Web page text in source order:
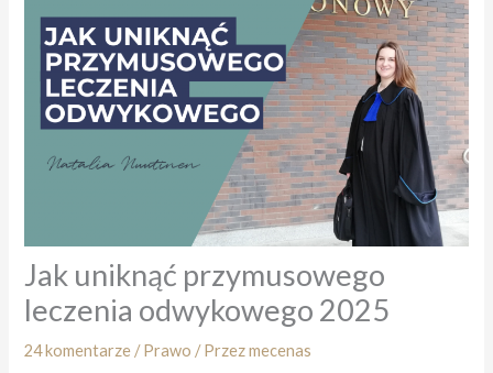
Jak uniknąć przymusowego
leczenia odwykowego 2025
24 komentarze /Prawo / Przezmecenas